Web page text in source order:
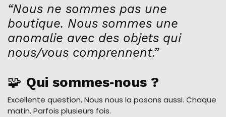
“Nous ne sommes pas une
boutique. Nous sommes une
anomalie avec des objets qui
nous/vous comprennent.”
🧩 Qui sommes‑nous ?
Excellente question. Nous nous la posons aussi. Chaque
matin. Parfois plusieurs fois.